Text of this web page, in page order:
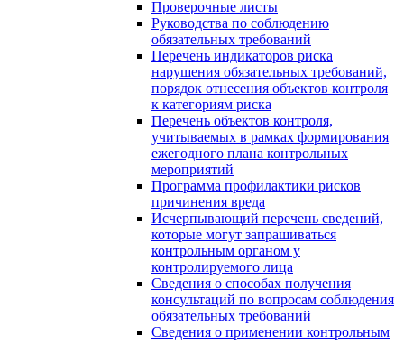
Проверочные листы
Руководства по соблюдению
обязательных требований
Перечень индикаторов риска
нарушения обязательных требований,
порядок отнесения объектов контроля
к категориям риска
Перечень объектов контроля,
учитываемых в рамках формирования
ежегодного плана контрольных
мероприятий
Программа профилактики рисков
причинения вреда
Исчерпывающий перечень сведений,
которые могут запрашиваться
контрольным органом у
контролируемого лица
Сведения о способах получения
консультаций по вопросам соблюдения
обязательных требований
Сведения о применении контрольным